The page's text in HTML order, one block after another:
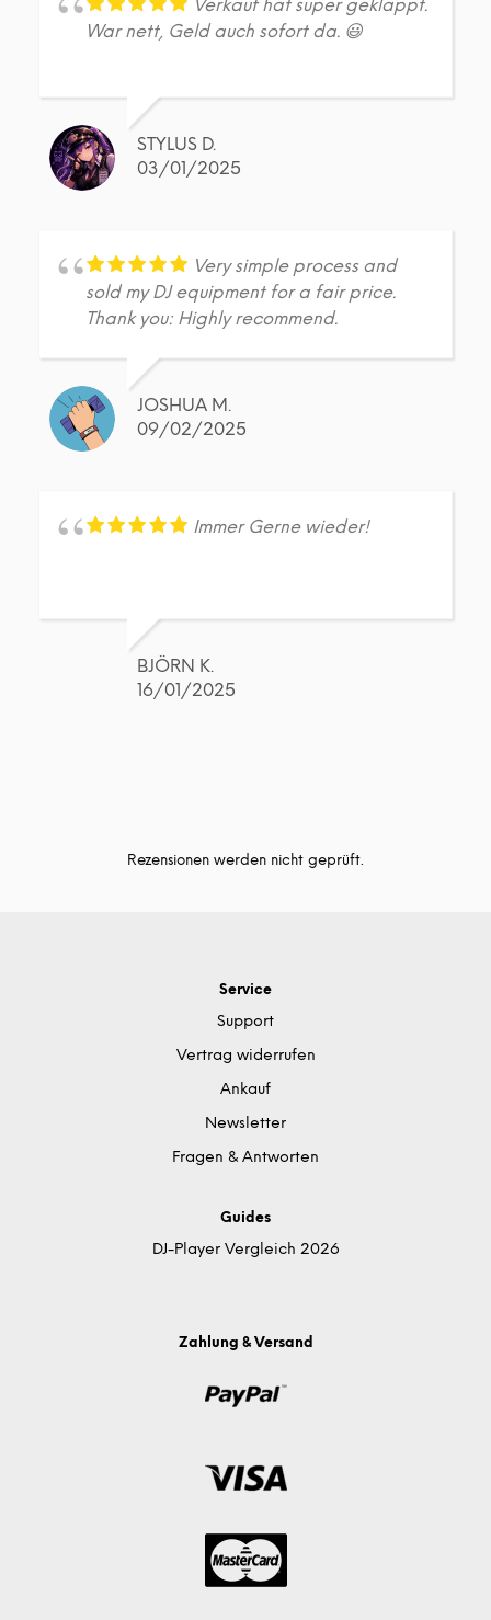
Verkauf hat super geklappt.
War nett, Geld auch sofort da. 😃
STYLUS D.
03/01/2025
Very simple process and
sold my DJ equipment for a fair price.
Thank you: Highly recommend.
JOSHUA M.
09/02/2025
Immer Gerne wieder!
BJÖRN K.
16/01/2025
Rezensionen werden nicht geprüft.
Service
Support
Vertrag widerrufen
Ankauf
Newsletter
Fragen & Antworten
Guides
DJ-Player Vergleich 2026
Zahlung & Versand